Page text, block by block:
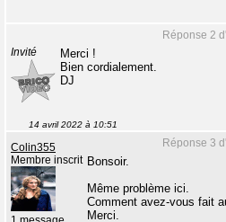
Réponse 2
Invité
Merci !
Bien cordialement.
DJ
14 avril 2022 à 10:51
Réponse 3
Colin355
Membre inscrit Bonsoir.
Même problème ici.
Comment avez-vous fait
Merci.